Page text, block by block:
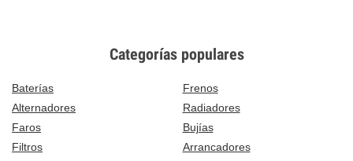
Categorías populares
Baterías
Frenos
Alternadores
Radiadores
Faros
Bujías
Filtros
Arrancadores